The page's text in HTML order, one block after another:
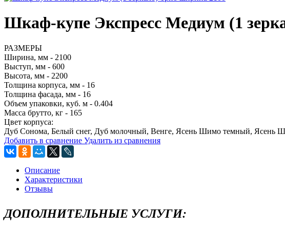
Шкаф-купе Экспресс Медиум (1
РАЗМЕРЫ
Ширина, мм - 2100
Выступ, мм - 600
Высота, мм - 2200
Толщина корпуса, мм - 16
Толщина фасада, мм - 16
Объем упаковки, куб. м - 0.404
Масса брутто, кг - 165
Цвет корпуса:
Дуб Сонома, Белый снег, Дуб молочный, Венге, Ясень Шимо темный, Ясень
Добавить в сравнение Удалить из сравнения
Описание
Характеристики
Отзывы
ДОПОЛНИТЕЛЬНЫЕ УСЛУГИ: